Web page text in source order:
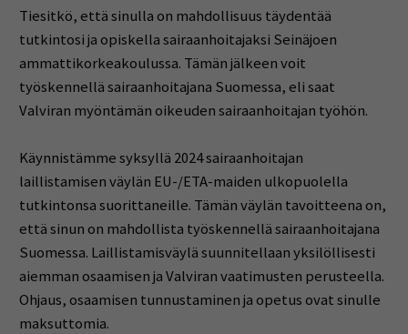
Tiesitkö, että sinulla on mahdollisuus täydentää
tutkintosi ja opiskella sairaanhoitajaksi Seinäjoen
ammattikorkeakoulussa. Tämän jälkeen voit
työskennellä sairaanhoitajana Suomessa, eli saat
Valviran myöntämän oikeuden sairaanhoitajan työhön.
Käynnistämme syksyllä 2024 sairaanhoitajan
laillistamisen väylän EU-/ETA-maiden ulkopuolella
tutkintonsa suorittaneille. Tämän väylän tavoitteena on,
että sinun on mahdollista työskennellä sairaanhoitajana
Suomessa. Laillistamisväylä suunnitellaan yksilöllisesti
aiemman osaamisen ja Valviran vaatimusten perusteella.
Ohjaus, osaamisen tunnustaminen ja opetus ovat sinulle
maksuttomia.